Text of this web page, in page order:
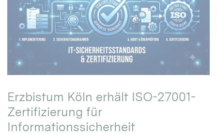
Erzbistum Köln erhält ISO-27001-
Zertifizierung für
Informationssicherheit